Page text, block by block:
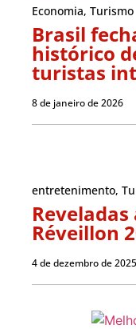
Economia, Turismo
Brasil
histórico
turistas
8 de janeiro de 2026
entretenimento,
Réveillon
4 de dezembro de 2025